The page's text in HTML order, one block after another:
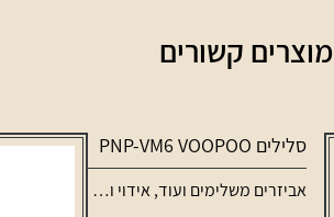
מוצרים קשורים
סלילים PNP-VM6 VOOPOO
אביזרים משלימים ועוד,אידוי ונרגילות